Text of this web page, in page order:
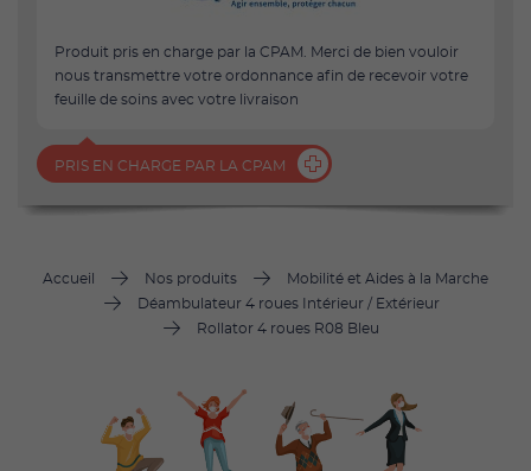
Produit pris en charge par la CPAM. Merci de bien vouloir
nous transmettre votre ordonnance afin de recevoir votre
feuille de soins avec votre livraison
PRIS EN CHARGE PAR LA CPAM
Accueil Nos produits
Mobilité et Aides à la Marche
Déambulateur 4 roues Intérieur / Extérieur
Rollator 4 roues R08 Bleu